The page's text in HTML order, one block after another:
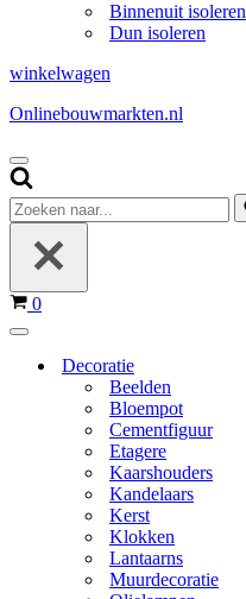
Binnenuit isoleren
Dun isoleren
winkelwagen
Onlinebouwmarkten.nl
Navigatie
Menu
Zoeken
naar...
Winkelwagen
0
Navigatie
Decoratie
Beelden
Bloempot
Cementfiguur
Etagere
Kaarshouders
Kandelaars
Kerst
Klokken
Lantaarns
Muurdecoratie